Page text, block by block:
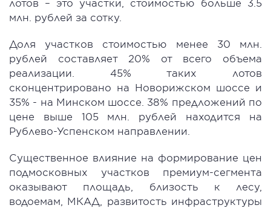
лотов – это участки, стоимостью больше 3.5
млн. рублей за сотку.
Доля участков стоимостью менее 30 млн.
рублей составляет 20% от всего объема
реализации. 45% таких лотов
сконцентрировано на Новорижском шоссе и
35% - на Минском шоссе. 38% предложений по
цене выше 105 млн. рублей находится на
Рублево-Успенском направлении.
Существенное влияние на формирование цен
подмосковных участков премиум-сегмента
оказывают площадь, близость к лесу,
водоемам, МКАД, развитость инфраструктуры